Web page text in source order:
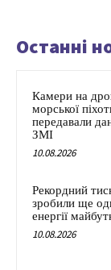
Останні
Камери на
морської
передавали
ЗМІ
10.08.2026
Рекордний
зробили ще
енергії
10.08.2026